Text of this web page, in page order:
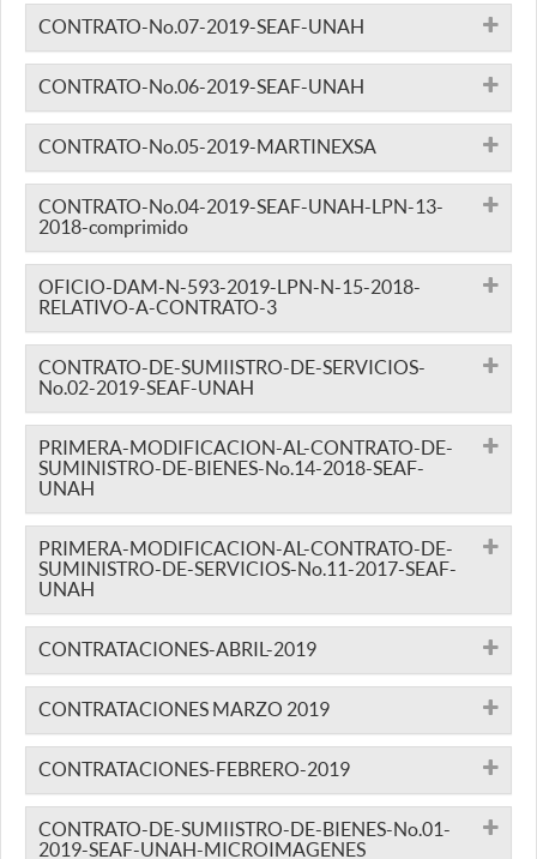
CONTRATO-No.07-2019-SEAF-UNAH
CONTRATO-No.06-2019-SEAF-UNAH
CONTRATO-No.05-2019-MARTINEXSA
CONTRATO-No.04-2019-SEAF-UNAH-LPN-13-
2018-comprimido
OFICIO-DAM-N-593-2019-LPN-N-15-2018-
RELATIVO-A-CONTRATO-3
CONTRATO-DE-SUMIISTRO-DE-SERVICIOS-
No.02-2019-SEAF-UNAH
PRIMERA-MODIFICACION-AL-CONTRATO-DE-
SUMINISTRO-DE-BIENES-No.14-2018-SEAF-
UNAH
PRIMERA-MODIFICACION-AL-CONTRATO-DE-
SUMINISTRO-DE-SERVICIOS-No.11-2017-SEAF-
UNAH
CONTRATACIONES-ABRIL-2019
CONTRATACIONES MARZO 2019
CONTRATACIONES-FEBRERO-2019
CONTRATO-DE-SUMIISTRO-DE-BIENES-No.01-
2019-SEAF-UNAH-MICROIMAGENES